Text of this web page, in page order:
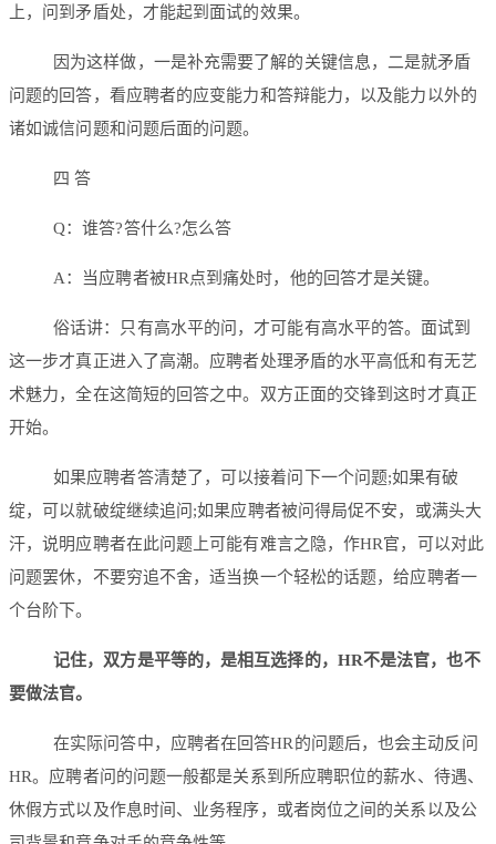
上，问到矛盾处，才能起到面试的效果。
因为这样做，一是补充需要了解的关键信息，二是就矛盾
问题的回答，看应聘者的应变能力和答辩能力，以及能力以外的
诸如诚信问题和问题后面的问题。
四 答
Q：谁答?答什么?怎么答
A：当应聘者被HR点到痛处时，他的回答才是关键。
俗话讲：只有高水平的问，才可能有高水平的答。面试到
这一步才真正进入了高潮。应聘者处理矛盾的水平高低和有无艺
术魅力，全在这简短的回答之中。双方正面的交锋到这时才真正
开始。
如果应聘者答清楚了，可以接着问下一个问题;如果有破
绽，可以就破绽继续追问;如果应聘者被问得局促不安，或满头大
汗，说明应聘者在此问题上可能有难言之隐，作HR官，可以对此
问题罢休，不要穷追不舍，适当换一个轻松的话题，给应聘者一
个台阶下。
记住，双方是平等的，是相互选择的，HR不是法官，也不
要做法官。
在实际问答中，应聘者在回答HR的问题后，也会主动反问
HR。应聘者问的问题一般都是关系到所应聘职位的薪水、待遇、
休假方式以及作息时间、业务程序，或者岗位之间的关系以及公